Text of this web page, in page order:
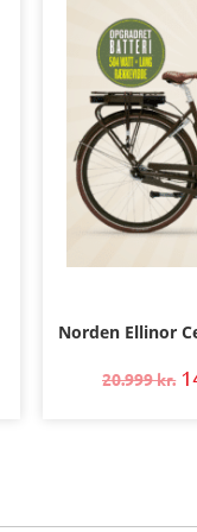
Norden Ellinor
20.999kr.